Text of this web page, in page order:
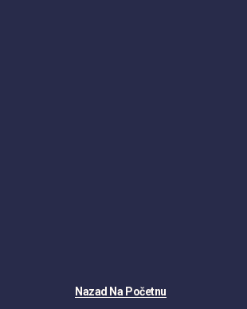
Nazad Na Početnu